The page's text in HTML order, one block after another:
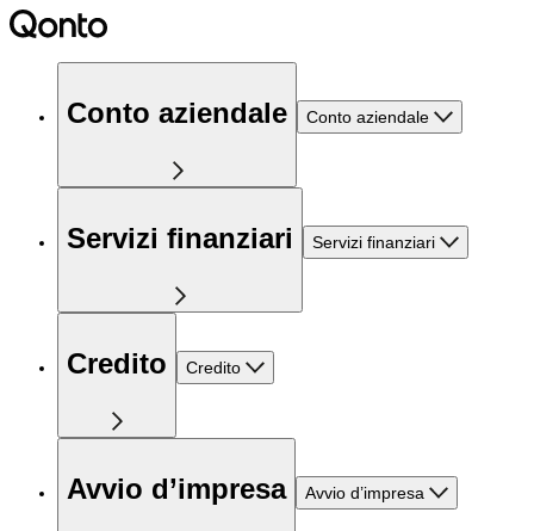
Conto aziendale Conto aziendale
Servizi finanziari Servizi finanziari
Credito Credito
Avvio d’impresa Avvio d’impresa